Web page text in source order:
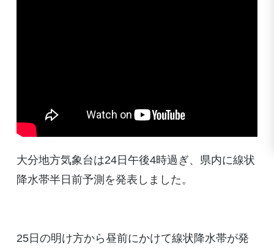
大分地方気象台は24日午後4時過ぎ、県内に線状
降水帯半日前予測を発表しました。
25日の明け方から昼前にかけて線状降水帯が発